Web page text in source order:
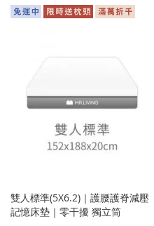
入
雙人標準(5X6.2)｜護腰護脊減壓
記憶床墊｜零干擾 獨立筒